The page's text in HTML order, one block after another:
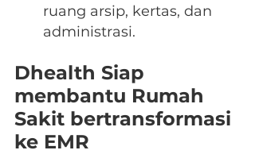
ruang arsip, kertas, dan
administrasi.
Dhealth Siap
membantu Rumah
Sakit bertransformasi
ke EMR